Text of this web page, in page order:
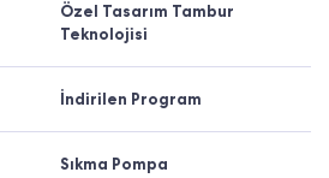
Özel Tasarım Tambur
Teknolojisi
İndirilen Program
Sıkma Pompa